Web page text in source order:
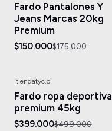
Agotado
Fardo Pantalones Y
Jeans Marcas 20kg
Premium
$150.000$175.000
tiendatyc.cl
Fardo ropa deportiva
premium 45kg
$399.000$499.000